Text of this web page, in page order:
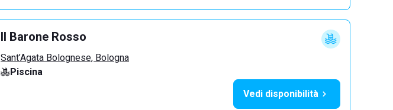
Il Barone Rosso
Sant’Agata Bolognese, Bologna
Piscina
Vedi disponibilità